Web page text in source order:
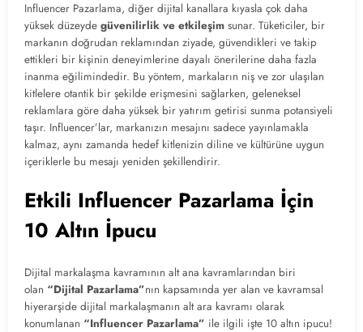
Influencer Pazarlama, diğer dijital kanallara kıyasla çok daha
yüksek düzeyde güvenilirlik ve etkileşim sunar. Tüketiciler, bir
markanın doğrudan reklamından ziyade, güvendikleri ve takip
ettikleri bir kişinin deneyimlerine dayalı önerilerine daha fazla
inanma eğilimindedir. Bu yöntem, markaların niş ve zor ulaşılan
kitlelere otantik bir şekilde erişmesini sağlarken, geleneksel
reklamlara göre daha yüksek bir yatırım getirisi sunma potansiyeli
taşır. Influencer’lar, markanızın mesajını sadece yayınlamakla
kalmaz, aynı zamanda hedef kitlenizin diline ve kültürüne uygun
içeriklerle bu mesajı yeniden şekillendirir.
Etkili Influencer Pazarlama İçin
10 Altın İpucu
Dijital markalaşma kavramının alt ana kavramlarından biri
olan “Dijital Pazarlama”nın kapsamında yer alan ve kavramsal
hiyerarşide dijital markalaşmanın alt ara kavramı olarak
konumlanan “Influencer Pazarlama” ile ilgili işte 10 altın ipucu!